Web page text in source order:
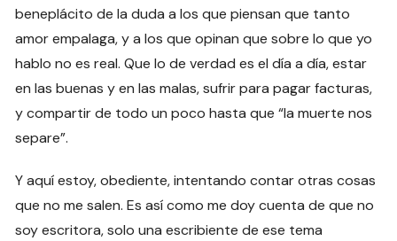
beneplácito de la duda a los que piensan que tanto
amor empalaga, y a los que opinan que sobre lo que yo
hablo no es real. Que lo de verdad es el día a día, estar
en las buenas y en las malas, sufrir para pagar facturas,
y compartir de todo un poco hasta que “la muerte nos
separe”.
Y aquí estoy, obediente, intentando contar otras cosas
que no me salen. Es así como me doy cuenta de que no
soy escritora, solo una escribiente de ese tema